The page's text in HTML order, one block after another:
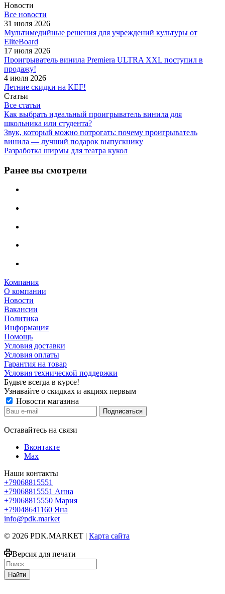
Новости
Все новости
31 июля 2026
Мультимедийные решения для учреждений культуры от
EliteBoard
17 июля 2026
Проигрыватель винила Premiera ULTRA XXL поступил в
продажу!
4 июля 2026
Летние скидки на KEF!
Статьи
Все статьи
Как выбрать идеальный проигрыватель винила для
школьника или студента?
Звук, который можно потрогать: почему проигрыватель
винила — лучший подарок выпускнику
Разработка ширмы для театра кукол
Ранее вы смотрели
Компания
О компании
Новости
Вакансии
Политика
Информация
Помощь
Условия доставки
Условия оплаты
Гарантия на товар
Условия технической поддержки
Будьте всегда в курсе!
Узнавайте о скидках и акциях первым
Новости магазина
Оставайтесь на связи
Вконтакте
Max
Наши контакты
+79068815551
+79068815551 Анна
+79068815550 Мария
+79048641160 Яна
info@pdk.market
© 2026 PDK.MARKET | Карта сайта
Версия для печати
Найти